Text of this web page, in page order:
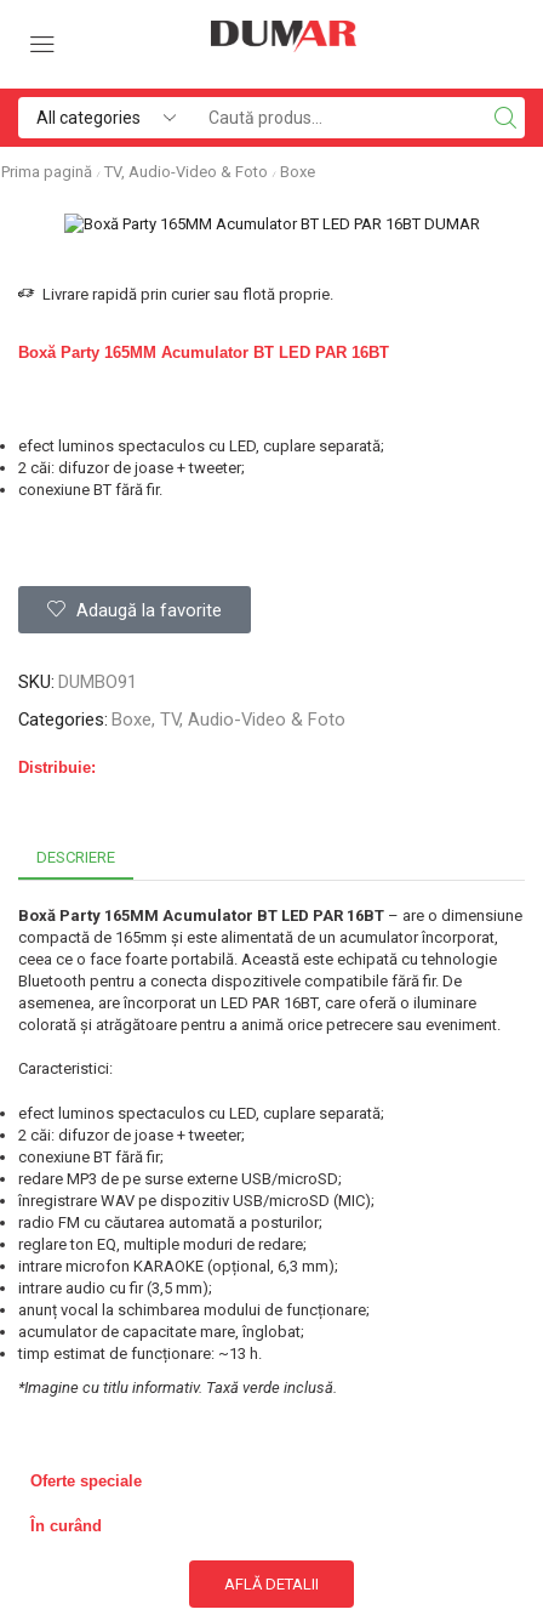
Prima pagină / TV, Audio-Video & Foto / Boxe
Livrare rapidă prin curier sau flotă proprie.
Boxă Party 165MM Acumulator BT LED PAR 16BT
efect luminos spectaculos cu LED, cuplare separată;
2 căi: difuzor de joase + tweeter;
conexiune BT fără fir.
Adaugă la favorite
SKU: DUMBO91
Categories: Boxe, TV, Audio-Video & Foto
Distribuie:
DESCRIERE
Boxă Party 165MM Acumulator BT LED PAR 16BT – are o dimensiune
compactă de 165mm și este alimentată de un acumulatorîncorporat
ceea ce o face foarte portabilă. Această este echipată cu tehnologie
Bluetooth pentru a conecta dispozitivele compatibile fără fir. De
asemenea, areîncorporat un LED PAR 16BT, care oferă o iluminare
colorată și atrăgătoare pentru a animă orice petrecere sau eveniment.
Caracteristici:
efect luminos spectaculos cu LED, cuplare separată;
2 căi: difuzor de joase + tweeter;
conexiune BT fără fir;
redare MP3 de pe surse externe USB/microSD;
înregistrare WAV pe dispozitiv USB/microSD (MIC);
radio FM cu căutarea automată a posturilor;
reglare ton EQ, multiple moduri de redare;
intrare microfon KARAOKE (opțional, 6,3 mm);
intrare audio cu fir (3,5 mm);
anunț vocal la schimbarea modului de funcționare;
acumulator de capacitate mare, înglobat;
timp estimat de funcționare: ~13 h.
*Imagine cu titlu informativ. Taxă verde inclusă.
Oferte speciale
În curând
AFLĂ DETALII